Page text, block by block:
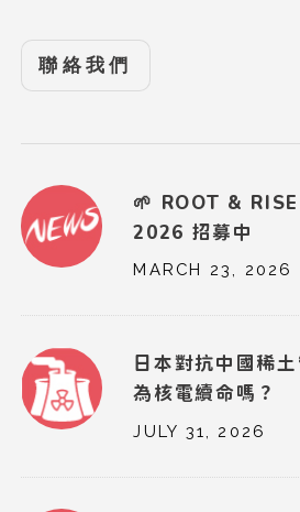
聯絡我們
🌱 ROOT &
2026 招募中
MARCH 23, 2026
日本對抗中國稀
為核電續命嗎？
JULY 31, 2026